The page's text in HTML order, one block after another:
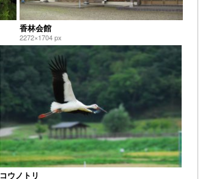
香林会館
2272×1704 px
コウノトリ